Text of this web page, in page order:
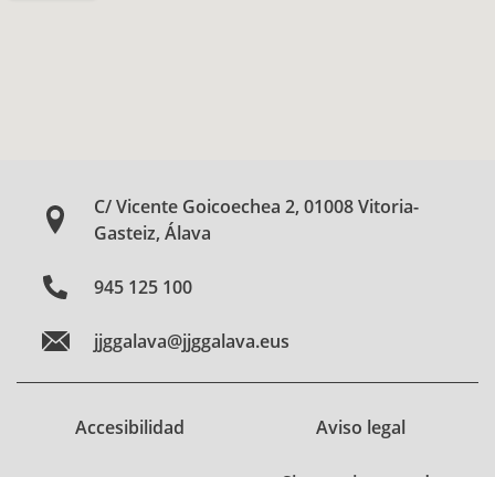
C/ Vicente Goicoechea 2, 01008 Vitoria-
Gasteiz, Álava
945 125 100
jjggalava@jjggalava.eus
Accesibilidad Aviso legal